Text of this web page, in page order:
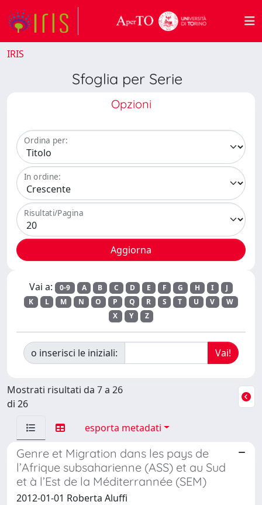
IRIS
Sfoglia per Serie
Opzioni
Ordina per:
In ordine:
Risultati/Pagina
Vai a: 0-9 A B C D E F G H I
J
K
L M N O P Q R S T U V
W
X
Y Z
o inserisci le iniziali:
Mostrati risultati da 7 a 26
di 26
esporta metadati
Genre et Migration dans les pays de
l’Afrique subsaharienne (ASS) et au Sud
et à l’Est de la Méditerrannée (SEM)
2012-01-01 Roberta Aluffi